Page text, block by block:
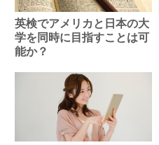
英検でアメリカと日本の大
学を同時に目指すことは可
能か？